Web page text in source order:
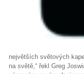
největších světových
na světě,“ řekl Greg